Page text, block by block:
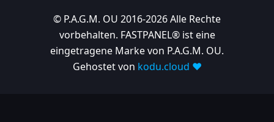
© P.A.G.M. OU 2016-2026 Alle Rechte
vorbehalten. FASTPANEL® ist eine
eingetragene Marke von P.A.G.M. OU.
Gehostet von kodu.cloud ❤️